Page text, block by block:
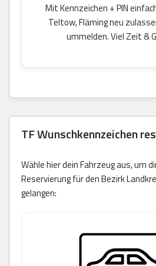
Mit Kennzeichen + PIN
Teltow, Fläming neu
ummelden. Viel Zeit &
TF Wunschkennzeichen
Wähle hier dein Fahrzeug aus, um
Reservierung für den Bezirk
gelangen: